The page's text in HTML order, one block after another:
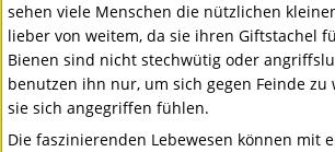
sehen viele Menschen die nützlichen
lieber von weitem, da sie ihren Giftstachel
Bienen sind nicht stechwütig oder
benutzen ihn nur, um sich gegen Feinde zu
sie sich angegriffen fühlen.
Die faszinierenden Lebewesen können mit